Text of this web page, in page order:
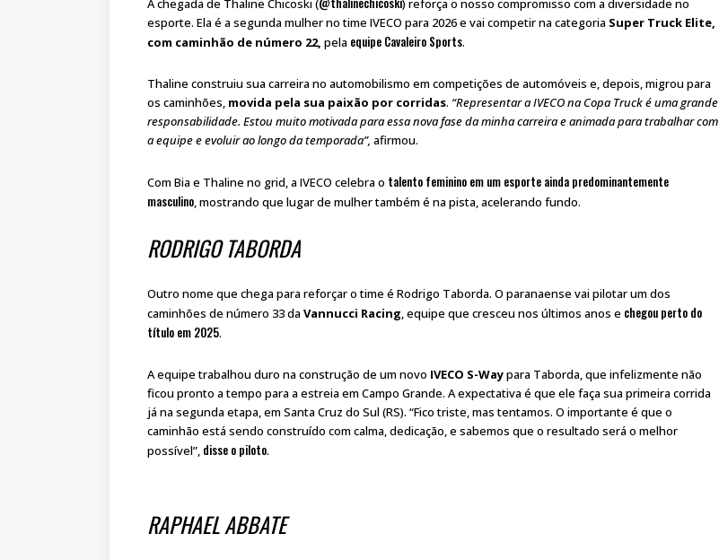
A chegada de Thaline Chicoski (
) reforça o nosso compromisso com a diversidade no
esporte. Ela é a segunda mulher no time IVECO para 2026 e vai competir na categoria Super Truck Elite,
com caminhão de número 22, pela equipe Cavaleiro Sports.
Thaline construiu sua carreira no automobilismo em competições de automóveis e, depois, migrou para
os caminhões, movida pela sua paixão por corridas. “Representar a IVECO na Copa Truck é uma grande
responsabilidade. Estou muito motivada para essa nova fase da minha carreira e animada para trabalhar com
a equipe e evoluir ao longo da temporada”, afirmou.
Com Bia e Thaline no grid, a IVECO celebra o talento feminino em um esporte ainda predominantemente
masculino, mostrando que lugar de mulher também é na pista, acelerando fundo.
RODRIGO TABORDA
Outro nome que chega para reforçar o time é Rodrigo Taborda. O paranaense vai pilotar um dos
caminhões de número 33 da Vannucci Racing, equipe que cresceu nos últimos anos e chegou perto do
título em 2025.
A equipe trabalhou duro na construção de um novo IVECO S-Waypara Taborda, que infelizmente não
ficou pronto a tempo para a estreia em Campo Grande. A expectativa é que ele faça sua primeira corrida
já na segunda etapa, em Santa Cruz do Sul (RS). “Fico triste, mas tentamos. O importante é que o
caminhão está sendo construído com calma, dedicação, e sabemos que o resultado será o melhor
possível”, disse o piloto.
RAPHAEL ABBATE